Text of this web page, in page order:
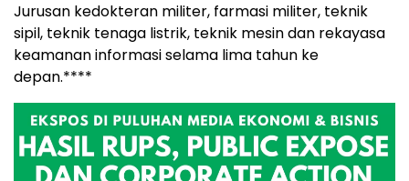
Jurusan kedokteran militer, farmasi militer, teknik
sipil, teknik tenaga listrik, teknik mesin dan rekayasa
keamanan informasi selama lima tahun ke
depan.****